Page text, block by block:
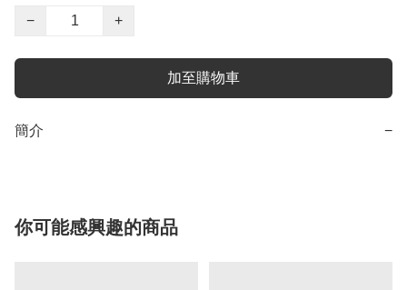
−
+
加至購物車
簡介 −
你可能感興趣的商品